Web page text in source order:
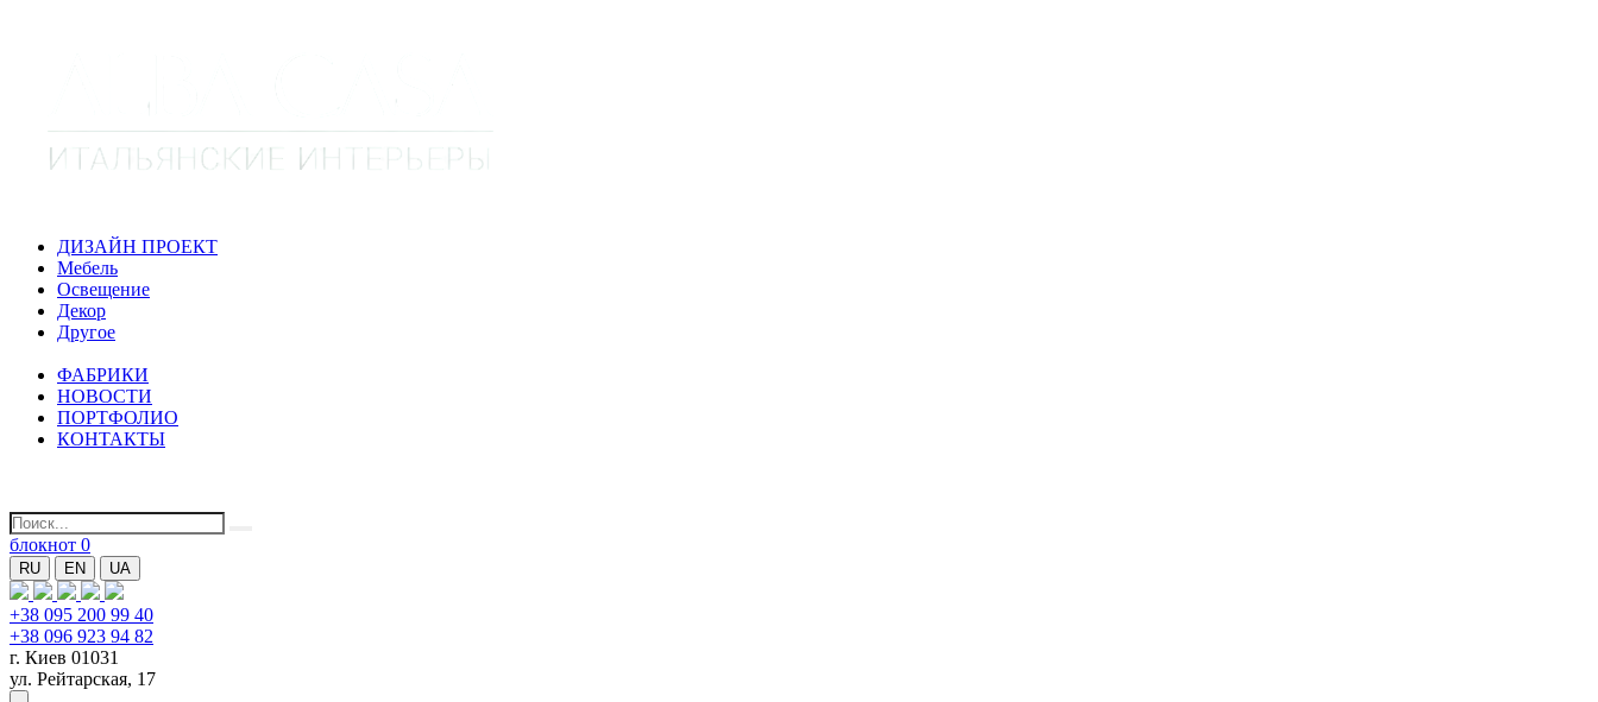
ДИЗАЙН ПРОЕКТ
Мебель
Освещение
Декор
Другое
ФАБРИКИ
НОВОСТИ
ПОРТФОЛИО
КОНТАКТЫ
блокнот 0
RU EN UA
+38 095 200 99 40
+38 096 923 94 82
г. Киев 01031
ул. Рейтарская, 17